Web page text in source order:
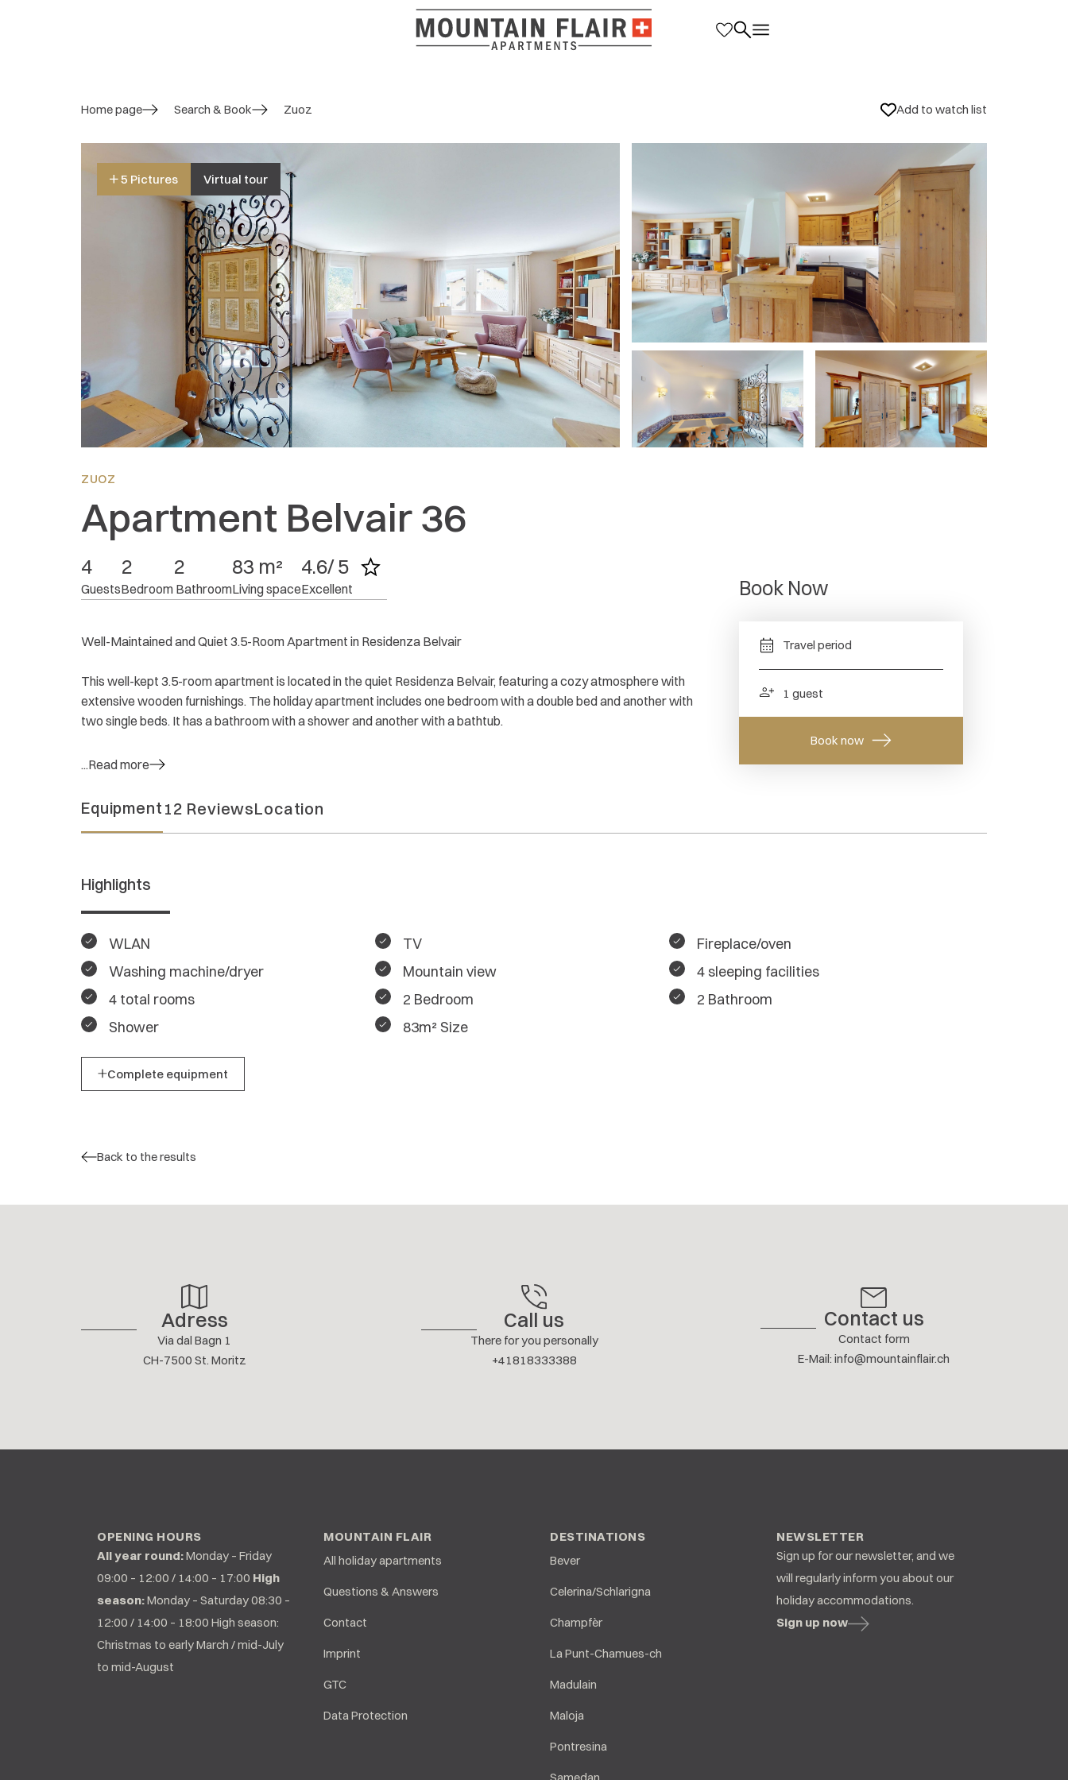
Home page Search & Book Zuoz Add to watch list
5 Pictures Virtual tour
ZUOZ
Apartment Belvair 36
4
Guests
2
Bedroom
2
Bathroom
83 m²
Living space
4.6/ 5
Excellent
Well-Maintained and Quiet 3.5-Room Apartment in Residenza Belvair
This well-kept 3.5-room apartment is located in the quiet Residenza Belvair, featuring a cozy atmosphere with
extensive wooden furnishings. The holiday apartment includes one bedroom with a double bed and another with
two single beds. It has a bathroom with a shower and another with a bathtub.
...Read more
Book Now
Equipment 12 ReviewsLocation
Highlights
WLAN TV
Fireplace/oven
Washing machine/dryer
Mountain view
4 sleeping facilities
4 total rooms
2 Bedroom
2 Bathroom
Shower
83m² Size
Complete equipment
Overall rating
4
Location:
Equipment:
Price/performance:
4.7
Auch diese Jahr waren wir wieder da - diesmal bei schönstem Herbstwetter. Wir sind uns einig, dass
im Belvair 36 alle denkbaren Vorteile zusammenkommen: perfekte und ruhige Lage unweit von
Bahnhof und Einkaufsmöglichkeiten, PP in Tiefgarage und direkter Zugang mit Lift, Ausstattung mit
allem was es braucht, viel Holz, Licht und Wärme bei der Einrichtung, grosszügige Platzverhältnisse -
schlicht ein Ort zum Wohlfühlen. Was wir ebenfalls sehr schätzen sind die kontinuierlichen
Investitionen: so durften wir diesmal von einer besseren Internetverbindung profitieren, eine ganz
neu renovierte Küche mit Induktionsherd nutzen und neue Dekoelemente sind uns ebenfalls
aufgefallen. Ein toller Mehrwert sind auch die Tickets für die Bergbahnen, die uns an viele schöne
Orte gebracht haben. Last but not least: der ganze Buchungs-/Zahlungsprozess ist einfach und
unkompliziert, die Pre-Arrival Infos sehr hilfreich und ausführlich, das neue Schlüsselsystem top und
bei Rückfragen erhält man immer schnell und kompetent Unterstützung. Wir hoffen, auch 2024
More reviews
Location and local information
ADRESSE
Champagna 2
7524 Zuoz
Back to the results
Adress
Via dal Bagn 1
CH-7500 St. Moritz
Call us
There for you personally
+41818333388
Contact us
Contact form
E-Mail: info@mountainflair.ch
OPENING HOURS
All year round:Monday – Friday
09:00 – 12:00 / 14:00 – 17:00 High
season:Monday – Saturday 08:30 –
12:00 / 14:00 – 18:00 High season:
Christmas to early March / mid-July
to mid-August
MOUNTAIN FLAIR
All holiday apartments
Questions & Answers
Contact
Imprint
GTC
Data Protection
DESTINATIONS
Bever
Celerina/Schlarigna
Champfèr
La Punt-Chamues-ch
Madulain
Maloja
Pontresina
NEWSLETTER
Sign up for our newsletter, and we
will regularly inform you about our
holiday accommodations.
Sign up now